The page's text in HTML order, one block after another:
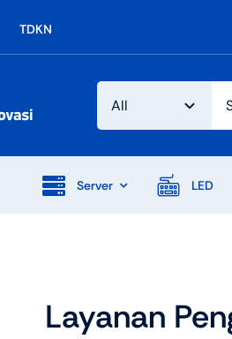
TDKN
Server LED
Layanan